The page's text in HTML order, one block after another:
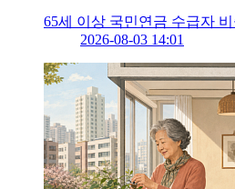
65세 이상 국민연금 수급자 비
2026-08-03 14:01